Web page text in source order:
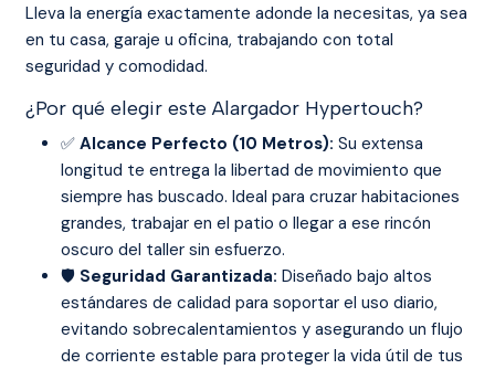
Lleva la energía exactamente adonde la necesitas, ya sea
en tu casa, garaje u oficina, trabajando con total
seguridad y comodidad.
¿Por qué elegir este Alargador Hypertouch?
✅ Alcance Perfecto (10 Metros): Su extensa
longitud te entrega la libertad de movimiento que
siempre has buscado. Ideal para cruzar habitaciones
grandes, trabajar en el patio o llegar a ese rincón
oscuro del taller sin esfuerzo.
🛡️ Seguridad Garantizada: Diseñado bajo altos
estándares de calidad para soportar el uso diario,
evitando sobrecalentamientos y asegurando un flujo
de corriente estable para proteger la vida útil de tus